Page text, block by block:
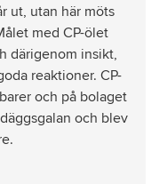
ut, utan här möts
med CP-ölet
därigenom insikt,
reaktioner. CP-
och på bolaget
och blev